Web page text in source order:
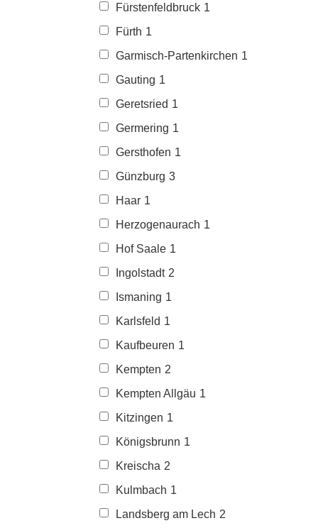
Fürstenfeldbruck 1
Fürth 1
Garmisch-Partenkirchen 1
Gauting 1
Geretsried 1
Germering 1
Gersthofen 1
Günzburg 3
Haar 1
Herzogenaurach 1
Hof Saale 1
Ingolstadt 2
Ismaning 1
Karlsfeld 1
Kaufbeuren 1
Kempten 2
Kempten Allgäu 1
Kitzingen 1
Königsbrunn 1
Kreischa 2
Kulmbach 1
Landsberg am Lech 2